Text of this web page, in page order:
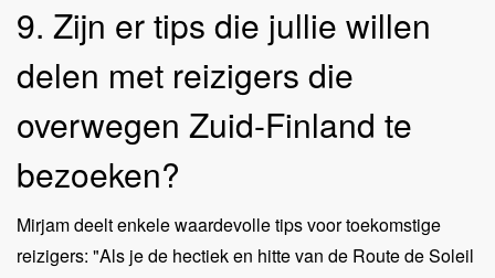
9. Zijn er tips die jullie willen
delen met reizigers die
overwegen Zuid-Finland te
bezoeken?
Mirjam deelt enkele waardevolle tips voor toekomstige
reizigers: "Als je de hectiek en hitte van de Route de Soleil